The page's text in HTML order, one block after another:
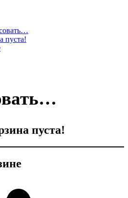
пуста!
пуста!